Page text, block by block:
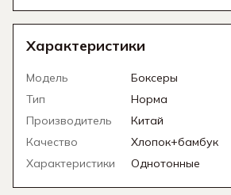
Характеристики
Модель
Боксеры
Тип
Норма
Производитель
Китай
Качество
Хлопок+бамбук
Характеристики
Однотонные